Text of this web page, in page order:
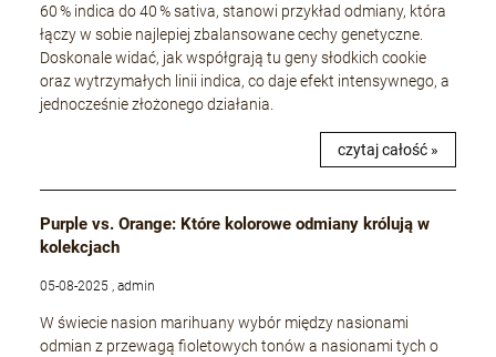
60 % indica do 40 % sativa, stanowi przykład odmiany, która
łączy w sobie najlepiej zbalansowane cechy genetyczne.
Doskonale widać, jak współgrają tu geny słodkich cookie
oraz wytrzymałych linii indica, co daje efekt intensywnego, a
jednocześnie złożonego działania.
czytaj całość »
Purple vs. Orange: Które kolorowe odmiany królują w
kolekcjach
05-08-2025 , admin
W świecie nasion marihuany wybór między nasionami
odmian z przewagą fioletowych tonów a nasionami tych o